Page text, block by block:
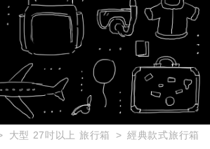
大型 27吋以上 旅行箱 經典款式旅行箱